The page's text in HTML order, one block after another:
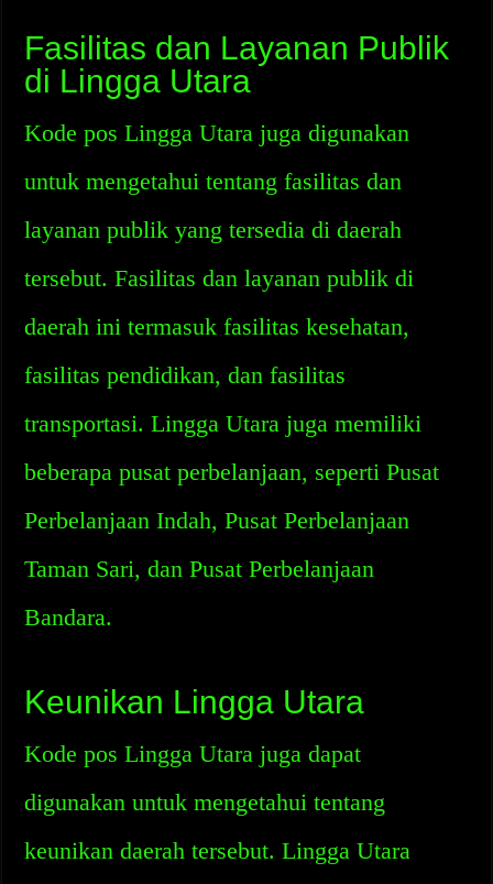
Fasilitas dan Layanan Publik
di Lingga Utara
Kode pos Lingga Utara juga digunakan
untuk mengetahui tentang fasilitas dan
layanan publik yang tersedia di daerah
tersebut. Fasilitas dan layanan publik di
daerah ini termasuk fasilitas kesehatan,
fasilitas pendidikan, dan fasilitas
transportasi. Lingga Utara juga memiliki
beberapa pusat perbelanjaan, seperti Pusat
Perbelanjaan Indah, Pusat Perbelanjaan
Taman Sari, dan Pusat Perbelanjaan
Bandara.
Keunikan Lingga Utara
Kode pos Lingga Utara juga dapat
digunakan untuk mengetahui tentang
keunikan daerah tersebut. Lingga Utara